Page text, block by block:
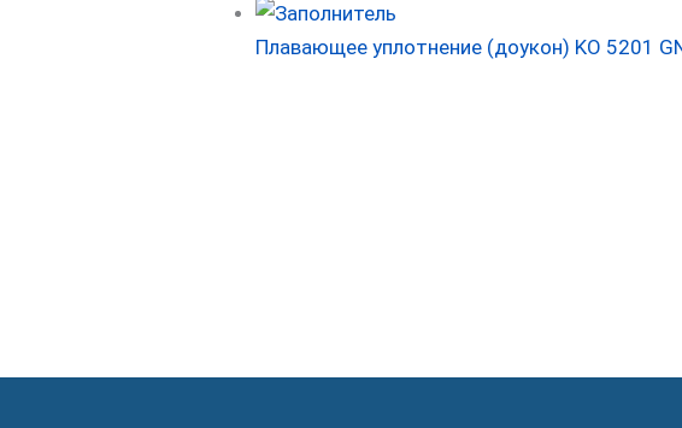
Плавающее уплотнение (доукон) KO 5201